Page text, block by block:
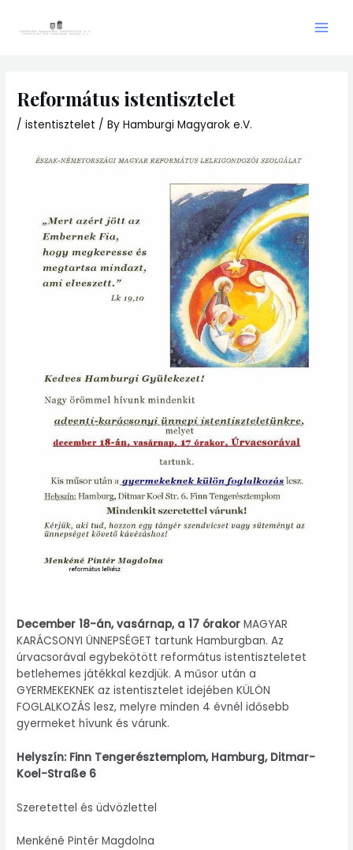
Református istentisztelet
/istentisztelet / ByHamburgi Magyarok e.V.
December 18-án, vasárnap, a 17 órakor MAGYAR
KARÁCSONYI ÜNNEPSÉGET tartunk Hamburgban. Az
úrvacsorával egybekötött református istentiszteletet
betlehemes játékkal kezdjük. A műsor után a
GYERMEKEKNEK az istentisztelet idejében KÜLÖN
FOGLALKOZÁS lesz, melyre minden 4 évnél idősebb
gyermeket hívunk és várunk.
Helyszín: Finn Tengerésztemplom, Hamburg, Ditmar-
Koel-Straße 6
Szeretettel és üdvözlettel
Menkéné Pintér Magdolna